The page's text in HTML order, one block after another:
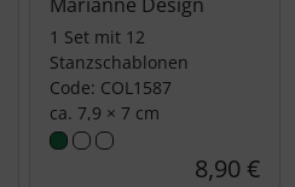
1 Set mit 12
Stanzschablonen
Code: COL1587
ca. 7,9 × 7 cm
8,90 €